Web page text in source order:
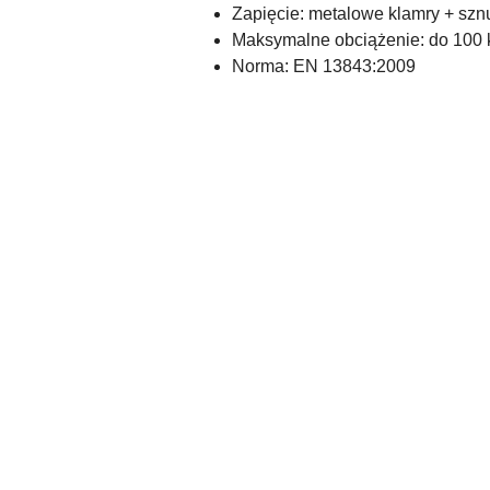
Zapięcie: metalowe klamry +
Maksymalne obciążenie: do 100
Norma: EN 13843:2009